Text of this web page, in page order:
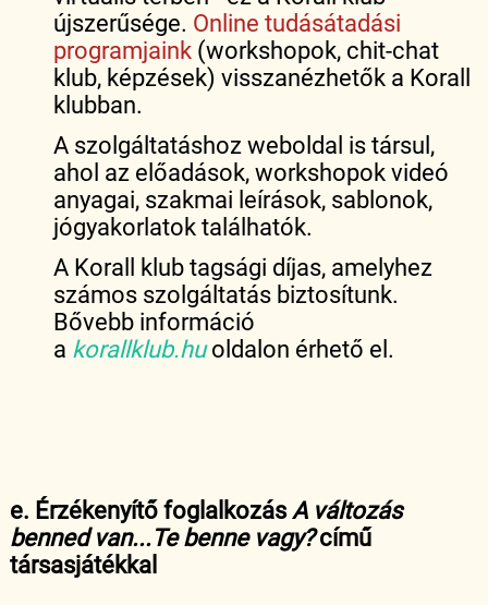
újszerűsége. Online tudásátadási
programjaink (workshopok, chit-chat
klub, képzések) visszanézhetők a Korall
klubban.
A szolgáltatáshoz weboldal is társul,
ahol az előadások, workshopok videó
anyagai, szakmai leírások, sablonok,
jógyakorlatok találhatók.
A Korall klub tagsági díjas, amelyhez
számos szolgáltatás biztosítunk.
Bővebb információ
a korallklub.huoldalon érhető el.
e. Érzékenyítő foglalkozásA változás
benned van...Te benne vagy?című
társasjátékkal